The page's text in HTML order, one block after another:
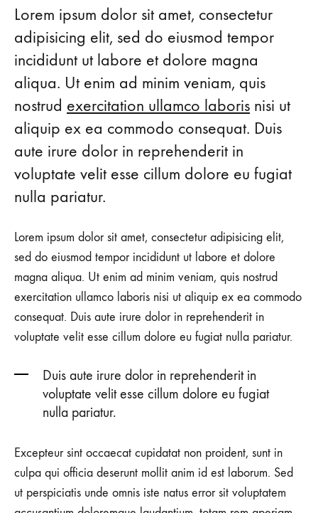
IN
STUDIO
FW2017
Fashion
Month-
Ready
In
Konte
Studio
FW2017
AUGUST
2018
0
SHARE
NO
FASHION
MONTH-
FW2017
Lorem ipsum dolor sit amet, consectetur
adipisicing elit, sed do eiusmod tempor
incididunt ut labore et dolore magna
aliqua. Ut enim ad minim veniam, quis
nostrud exercitation ullamco laboris nisi ut
aliquip ex ea commodo consequat. Duis
aute irure dolor in reprehenderit in
voluptate velit esse cillum dolore eu fugiat
nulla pariatur.
Lorem ipsum dolor sit amet, consectetur adipisicing elit,
sed do eiusmod tempor incididunt ut labore et dolore
magna aliqua. Ut enim ad minim veniam, quis nostrud
exercitation ullamco laboris nisi ut aliquip ex ea commodo
consequat. Duis aute irure dolor in reprehenderit in
voluptate velit esse cillum dolore eu fugiat nulla pariatur.
Duis aute irure dolor in reprehenderit in
voluptate velit esse cillum dolore eu fugiat
nulla pariatur.
Excepteur sint occaecat cupidatat non proident, sunt in
culpa qui officia deserunt mollit anim id est laborum. Sed
ut perspiciatis unde omnis iste natus error sit voluptatem